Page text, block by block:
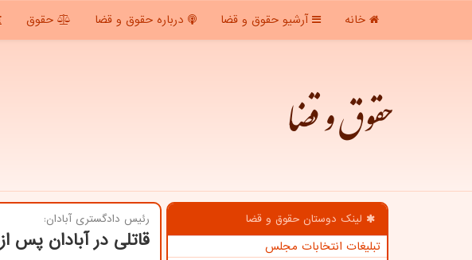
خانه آرشیو حقوق و قضا درباره حقوق و قضا حقوق
حقوق و قضا
لینک دوستان حقوق و قضا
تبلیغات انتخابات مجلس
رئیس دادگستری آبادان:
قاتلی در آبادان پس از ۴ سال از چوبه دار رهایی یافت